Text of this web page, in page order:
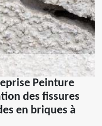
Peinture
des fissures
en briques à